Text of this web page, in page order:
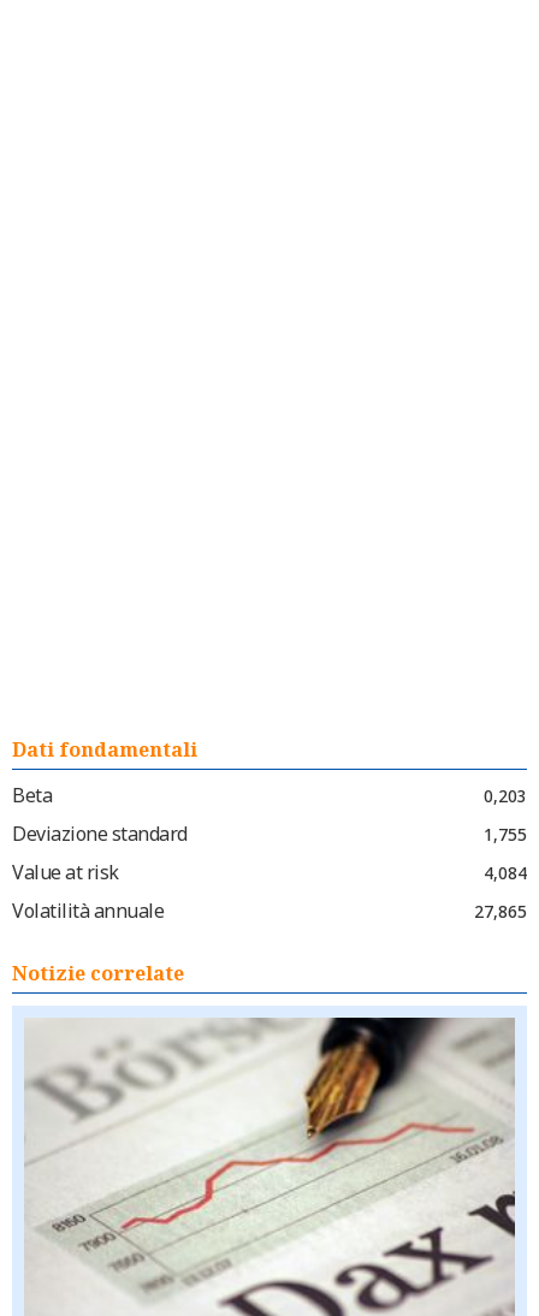
Dati fondamentali
Beta
0,203
Deviazione standard 1,755
Value at risk 4,084
Volatilità annuale 27,865
Notizie correlate